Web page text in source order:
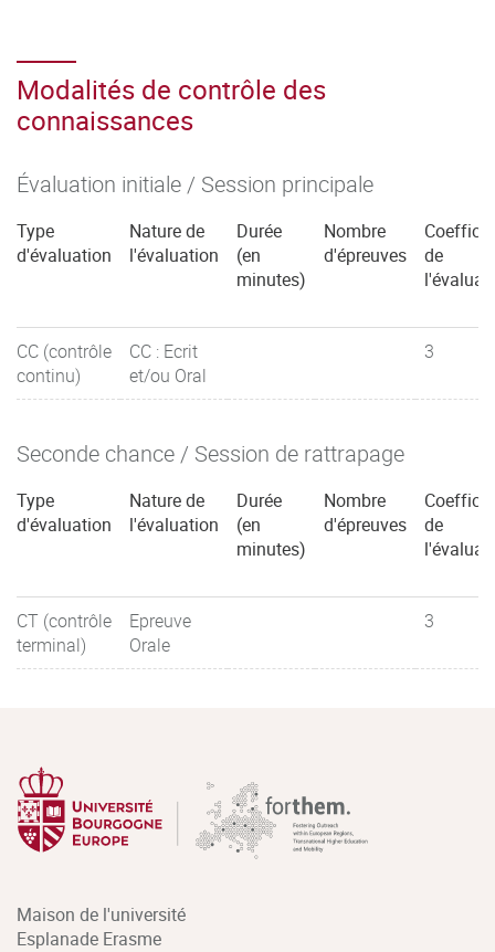
Modalités de contrôle des
connaissances
Évaluation initiale / Session principale
Type
d'évaluation
Nature de
l'évaluation
Durée
(en
minutes)
Nombre
d'épreuves
de
CC (contrôle
continu)
CC : Ecrit
et/ou Oral
3
Seconde chance / Session de rattrapage
Type
d'évaluation
Nature de
l'évaluation
Durée
(en
minutes)
Nombre
d'épreuves
de
CT (contrôle
terminal)
Epreuve
Orale
3
Maison de l'université
Esplanade Erasme